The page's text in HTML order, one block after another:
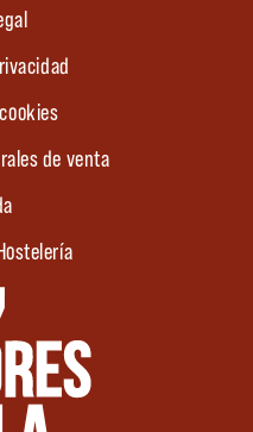
de venta